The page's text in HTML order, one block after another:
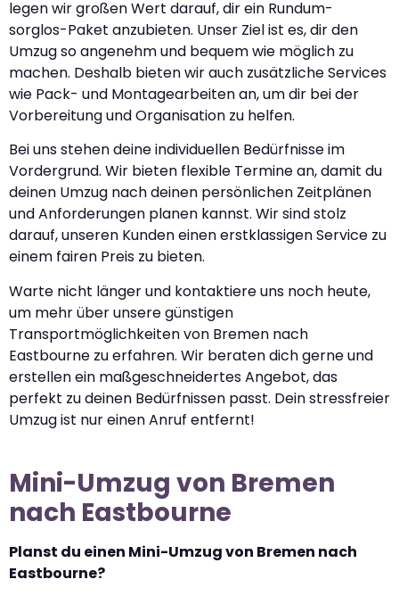
legen wir großen Wert darauf, dir ein Rundum-
sorglos-Paket anzubieten. Unser Ziel ist es, dir den
Umzug so angenehm und bequem wie möglich zu
machen. Deshalb bieten wir auch zusätzliche Services
wie Pack- und Montagearbeiten an, um dir bei der
Vorbereitung und Organisation zu helfen.
Bei uns stehen deine individuellen Bedürfnisse im
Vordergrund. Wir bieten flexible Termine an, damit du
deinen Umzug nach deinen persönlichen Zeitplänen
und Anforderungen planen kannst. Wir sind stolz
darauf, unseren Kunden einen erstklassigen Service zu
einem fairen Preis zu bieten.
Warte nicht länger und kontaktiere uns noch heute,
um mehr über unsere günstigen
Transportmöglichkeiten von Bremen nach
Eastbourne zu erfahren. Wir beraten dich gerne und
erstellen ein maßgeschneidertes Angebot, das
perfekt zu deinen Bedürfnissen passt. Dein stressfreier
Umzug ist nur einen Anruf entfernt!
Mini-Umzug von Bremen
nach Eastbourne
Planst du einen Mini-Umzug von Bremen nach
Eastbourne?